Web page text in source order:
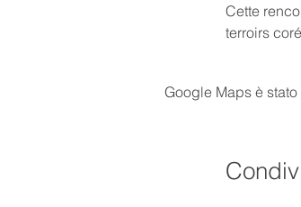
Cette
terroirs
Google Maps è